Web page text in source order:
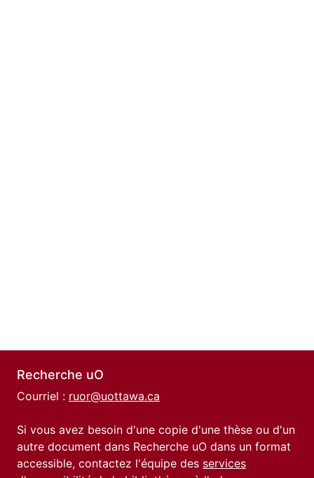
Recherche uO
Courriel : ruor@uottawa.ca
Si vous avez besoin d'une copie d'une thèse ou d'un
autre document dans Recherche uO dans un format
accessible, contactez l'équipe des services